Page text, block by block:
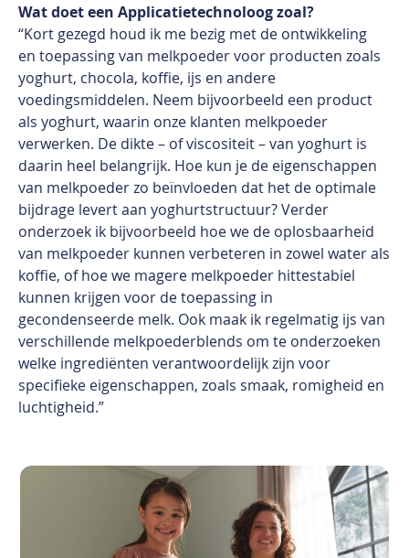
Wat doet een Applicatietechnoloog zoal?
“Kort gezegd houd ik me bezig met de ontwikkeling
en toepassing van melkpoedervoor producten zoals
yoghurt, chocola, koffie, ijs en andere
voedingsmiddelen. Neem bijvoorbeeld een product
als yoghurt, waarin onze klanten melkpoeder
verwerken. De dikte – ofviscositeit – van yoghurt is
daarin heel belangrijk. Hoe kun je de eigenschappen
van melkpoeder zo beïnvloeden dat het de optimale
bijdrage levert aan yoghurtstructuur? Verder
onderzoek ik bijvoorbeeld hoe we de oplosbaarheid
van melkpoeder kunnen verbeteren in zowel water als
koffie, of hoe we magere melkpoeder hittestabiel
kunnen krijgen voor de toepassing in
gecondenseerde melk. Ook maak ik regelmatig ijs van
verschillende melkpoederblends om te onderzoeken
welke ingrediënten verantwoordelijk zijn voor
specifieke eigenschappen, zoals smaak, romigheid en
luchtigheid.”